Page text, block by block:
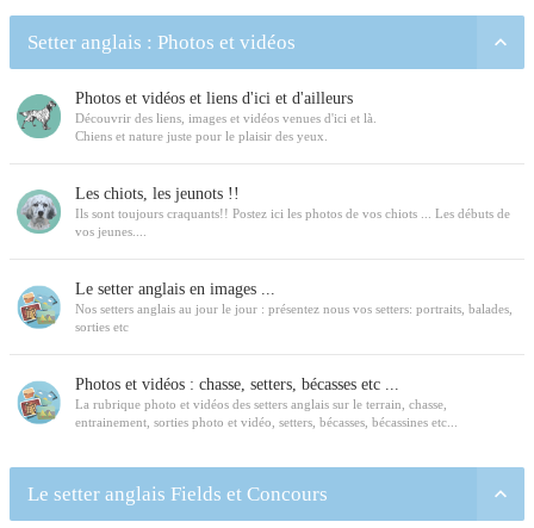
Setter anglais : Photos et vidéos
Photos et vidéos et liens d'ici et d'ailleurs
Découvrir des liens, images et vidéos venues d'ici et là.
Chiens et nature juste pour le plaisir des yeux.
Les chiots, les jeunots !!
Ils sont toujours craquants!! Postez ici les photos de vos chiots ... Les débuts de
vos jeunes....
Le setter anglais en images ...
Nos setters anglais au jour le jour : présentez nous vos setters: portraits, balades,
sorties etc
Photos et vidéos : chasse, setters, bécasses etc ...
La rubrique photo et vidéos des setters anglais sur le terrain, chasse,
entrainement, sorties photo et vidéo, setters, bécasses, bécassines etc...
Le setter anglais Fields et Concours